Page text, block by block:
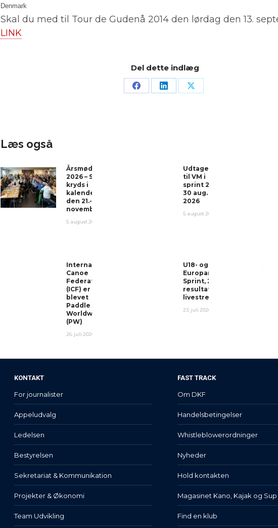
Denmark
Skal du med til Tour de Gudenå 2014 den lørdag den 13.
LINK
Del dette indlæg
Læs også
Årsmøde
2026 – Sæt
kryds i
kalenderen
den 21.-22.
november!
5. august 2026
Udtagelser
til VM i
sprint 26-
30 aug.
2026
5. august 2026
International
Canoe
Federation
(ICF) er
blevet
Paddle
Worldwide
(PW)
26. juli 2026
U18- og U23-
Europamesterskaberne
Sprint, 2026 – Program,
resultater og
livestream
23. juli 2026
KONTAKT
For journalister
Appeludvalg
Ledelsen
Bestyrelsen
Sekretariat & Kommunikation
Projekter & Økonomi
Team Udvikling
FAST TRACK
Om DKF
Handelsbetingelser
Whistleblowerordninger
Nyheder
Hold kontakten
Magasinet Kano, Kajak og Sup
Find en klub